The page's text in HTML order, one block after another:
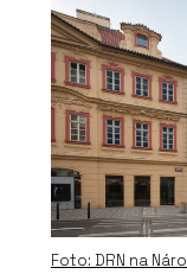
jsou
o
Foto: DRN na